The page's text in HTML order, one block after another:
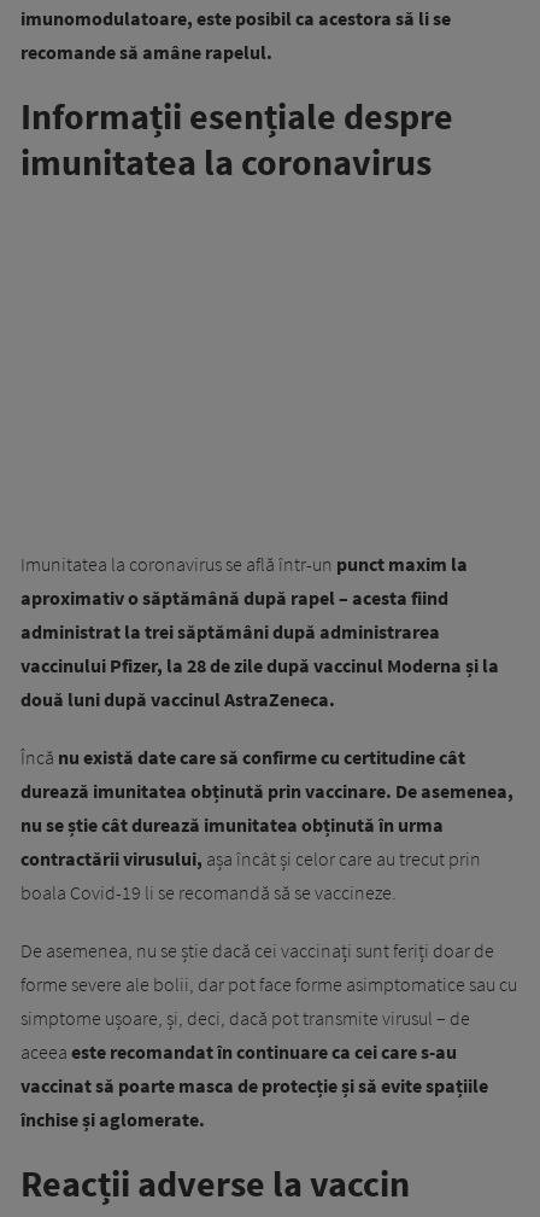
imunomodulatoare, este posibil ca acestora să li se
recomande să amâne rapelul.
Informații esențiale despre
imunitatea la coronavirus
Imunitatea la coronavirus se află într-un punct maxim la
aproximativ o săptămână după rapel – acesta fiind
administrat la trei săptămâni după administrarea
vaccinului Pfizer, la 28 de zile după vaccinul Moderna și la
două luni după vaccinul AstraZeneca.
Încă nu există date care să confirme cu certitudine cât
durează imunitatea obținută prin vaccinare. De asemenea,
nu se știe cât durează imunitatea obținută în urma
contractării virusului, așa încât și celor care au trecut prin
boala Covid-19 li se recomandă să se vaccineze.
De asemenea, nu se știe dacă cei vaccinați sunt feriți doar de
forme severe ale bolii, dar pot face forme asimptomatice sau cu
simptome ușoare, și, deci, dacă pot transmite virusul – de
aceea este recomandat în continuare ca cei care s-au
vaccinat să poarte masca de protecție și să evite spațiile
închise și aglomerate.
Reacții adverse la vaccin